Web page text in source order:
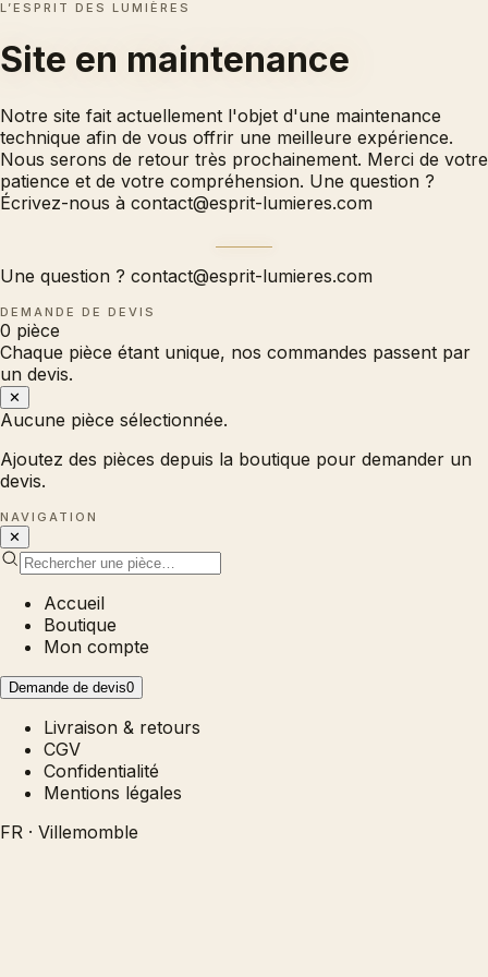
L’ESPRIT DES LUMIÈRES
Site en maintenance
Notre site fait actuellement l'objet d'une maintenance
technique afin de vous offrir une meilleure expérience.
Nous serons de retour très prochainement. Merci de votre
patience et de votre compréhension. Une question ?
Écrivez-nous à contact@esprit-lumieres.com
Une question ? contact@esprit-lumieres.com
DEMANDE DE DEVIS
0 pièce
Chaque pièce étant unique, nos commandes passent par
un devis.
✕
Aucune pièce sélectionnée.
Ajoutez des pièces depuis la boutique pour demander un
devis.
NAVIGATION
✕
Accueil
Boutique
Mon compte
Demande de devis0
Livraison & retours
CGV
Confidentialité
Mentions légales
FR · Villemomble